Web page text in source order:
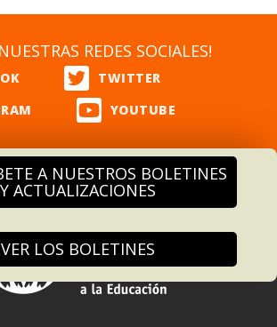
REDES SOCIALES!
A NUESTROS BOLETINES
Y ACTUALIZACIONES
VER LOS BOLETINES